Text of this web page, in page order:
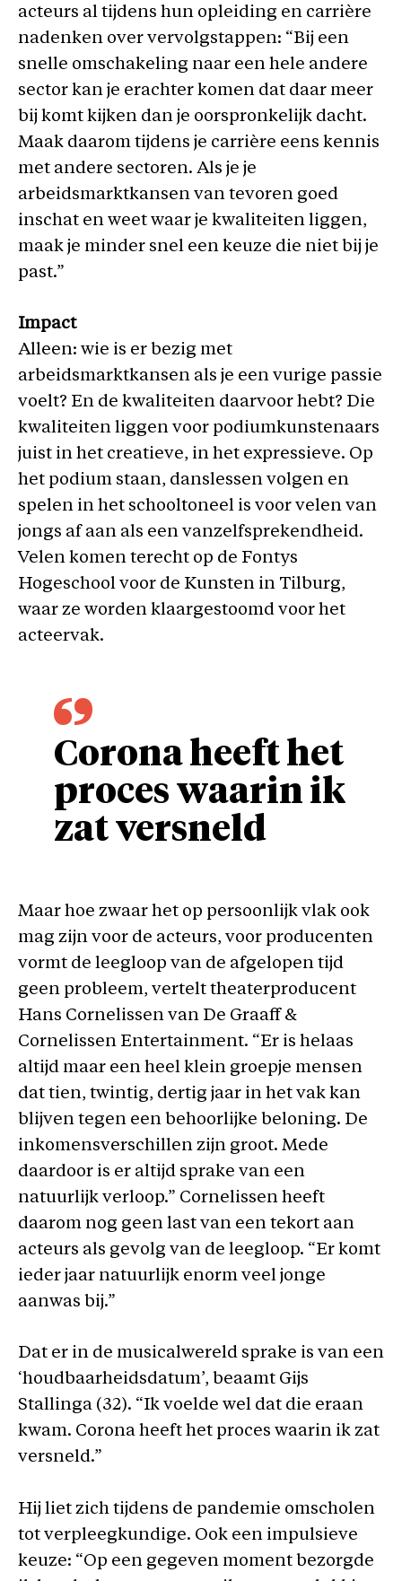
acteurs al tijdens hun opleiding en carrière
nadenken over vervolgstappen: “Bij een
snelle omschakeling naar een hele andere
sector kan je erachter komen dat daar meer
bij komt kijken dan je oorspronkelijk dacht.
Maak daarom tijdens je carrière eens kennis
met andere sectoren. Als je je
arbeidsmarktkansen van tevoren goed
inschat en weet waar je kwaliteiten liggen,
maak je minder snel een keuze die niet bij je
past.”
Impact
Alleen: wie is er bezig met
arbeidsmarktkansen als je een vurige passie
voelt? En de kwaliteiten daarvoor hebt? Die
kwaliteiten liggen voor podiumkunstenaars
juist in het creatieve, in het expressieve. Op
het podium staan, danslessen volgen en
spelen in het schooltoneel is voor velen van
jongs af aan als een vanzelfsprekendheid.
Velen komen terecht op de Fontys
Hogeschool voor de Kunsten in Tilburg,
waar ze worden klaargestoomd voor het
acteervak.
Corona heeft het
proces waarin ik
zat versneld
Maar hoe zwaar het op persoonlijk vlak ook
mag zijn voor de acteurs, voor producenten
vormt de leegloop van de afgelopen tijd
geen probleem, vertelt theaterproducent
Hans Cornelissen van De Graaff &
Cornelissen Entertainment. “Er is helaas
altijd maar een heel klein groepje mensen
dat tien, twintig, dertig jaar in het vak kan
blijven tegen een behoorlijke beloning. De
inkomensverschillen zijn groot. Mede
daardoor is er altijd sprake van een
natuurlijk verloop.” Cornelissen heeft
daarom nog geen last van een tekort aan
acteurs als gevolg van de leegloop. “Er komt
ieder jaar natuurlijk enorm veel jonge
aanwas bij.”
Dat er in de musicalwereld sprake is van een
‘houdbaarheidsdatum’, beaamt Gijs
Stallinga (32). “Ik voelde wel dat die eraan
kwam. Corona heeft het proces waarin ik zat
versneld.”
Hij liet zich tijdens de pandemie omscholen
tot verpleegkundige. Ook een impulsieve
keuze: “Op een gegeven moment bezorgde